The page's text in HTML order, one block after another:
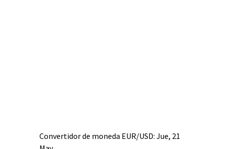
Convertidor de moneda EUR/USD: Jue, 21